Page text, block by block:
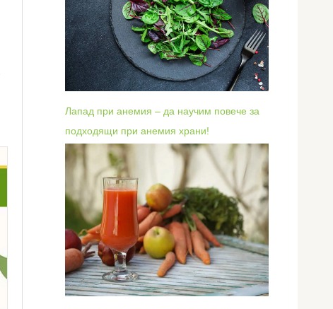
Лапад при анемия – да научим повече за
подходящи при анемия храни!